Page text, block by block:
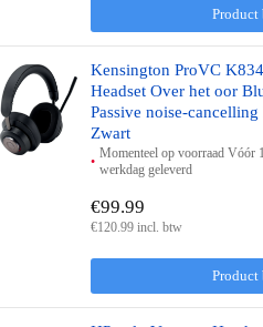
Product
Kensington ProVC
Headset Over het oor
Passive noise-
Zwart
Momenteel op voorraad Vóór
werkdag geleverd
Product
€99.99
€120.99 incl. btw